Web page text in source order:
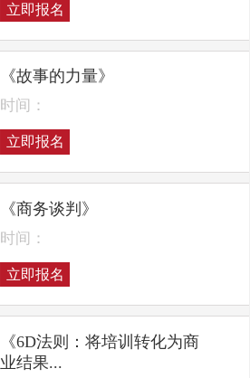
立即报名
《故事的力量》
时间：
立即报名
《商务谈判》
时间：
立即报名
《6D法则：将培训转化为商
业结果...